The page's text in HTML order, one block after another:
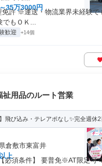
35万3000円
免許 ※運送・物流業界未経験
もＯＫ...
歓迎 +14個
祉用品のルート営業
飛び込み・テレアポなし✨️完全週休2
倉敷市東富井
上
必須条件】 要普免※AT限定可